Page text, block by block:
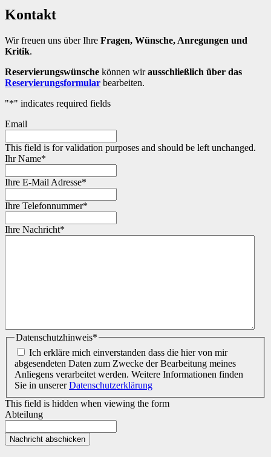
Kontakt
Wir freuen uns über Ihre Fragen, Wünsche, Anregungen und
Kritik.
Reservierungswünsche können wirausschließlich über das
Reservierungsformular bearbeiten.
"*" indicates required fields
Email
This field is for validation purposes and should be left unchanged.
Ihr Name*
Ihre E-Mail Adresse*
Ihre Telefonnummer*
Ihre Nachricht*
Datenschutzhinweis*
Ich erkläre mich einverstanden dass die hier von mir
abgesendeten Daten zum Zwecke der Bearbeitung meines
Anliegens verarbeitet werden. Weitere Informationen finden
Sie in unsererDatenschutzerklärung
This field is hidden when viewing the form
Abteilung